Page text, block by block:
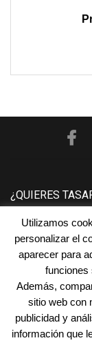
¿QUIERES
Póngase en
vehículo sin
¿NECESITAS
En
que mejor se
Utilizamos
personalizar el
aparecer para
funciones
Además,
sitio web con
publicidad y
información que